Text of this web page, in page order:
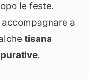
le feste.
a
tisana
.